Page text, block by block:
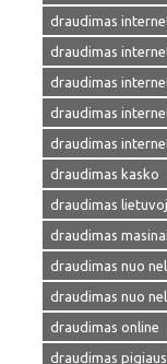
draudimas
draudimas
draudimas
draudimas
draudimas
draudimas kasko
draudimas
draudimas masinai
draudimas nuo
draudimas nuo
draudimas online
draudimas